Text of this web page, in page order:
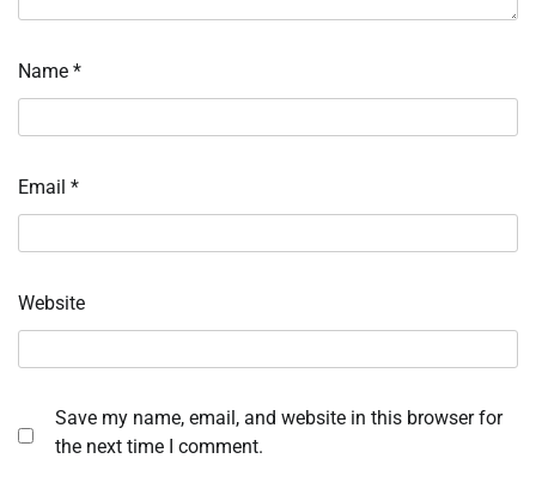
Name *
Email *
Website
Save my name, email, and website in this browser for
the next time I comment.